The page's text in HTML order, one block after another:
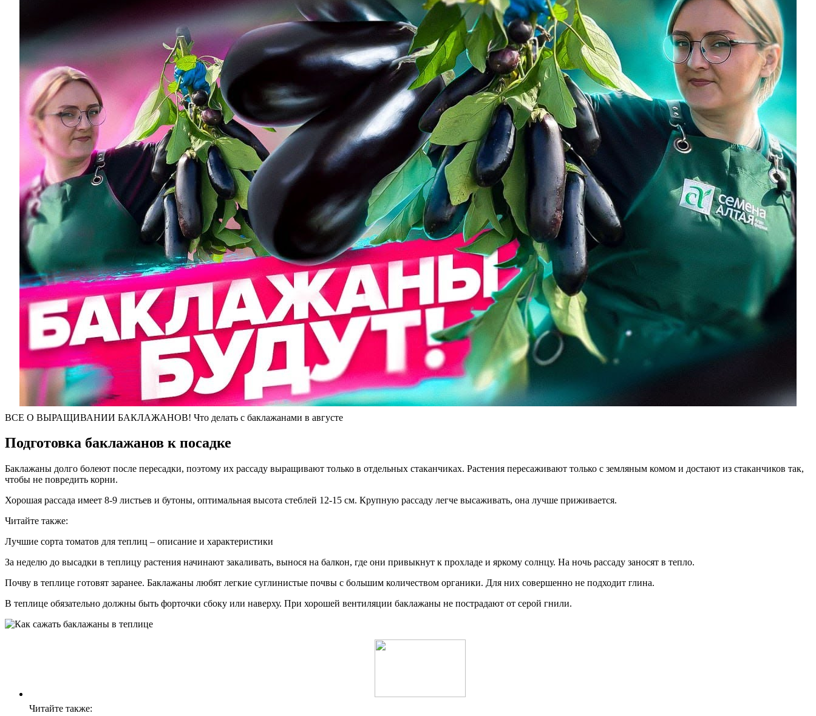
ВСЕ О ВЫРАЩИВАНИИ БАКЛАЖАНОВ! Что делать с баклажанами в августе
Подготовка баклажанов к посадке
Баклажаны долго болеют после пересадки, поэтому их рассаду выращивают только в отдельных стаканчиках. Растения пересаживают только с земляным комом и достают из стаканчиков так,
чтобы не повредить корни.
Хорошая рассада имеет 8-9 листьев и бутоны, оптимальная высота стеблей 12-15 см. Крупную рассаду легче высаживать, она лучше приживается.
Читайте также:
Лучшие сорта томатов для теплиц – описание и характеристики
За неделю до высадки в теплицу растения начинают закаливать, вынося на балкон, где они привыкнут к прохладе и яркому солнцу. На ночь рассаду заносят в тепло.
Почву в теплице готовят заранее. Баклажаны любят легкие суглинистые почвы с большим количеством органики. Для них совершенно не подходит глина.
В теплице обязательно должны быть форточки сбоку или наверху. При хорошей вентиляции баклажаны не пострадают от серой гнили.
Читайте также: